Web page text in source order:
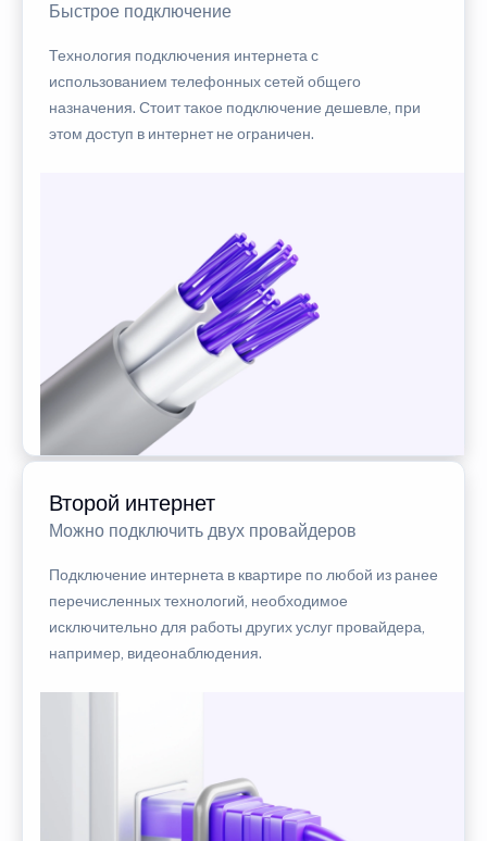
Быстрое подключение
Технология подключения интернета с
использованием телефонных сетей общего
назначения. Стоит такое подключение дешевле, при
этом доступ в интернет не ограничен.
Второй интернет
Можно подключить двух провайдеров
Подключение интернета в квартире по любой из ранее
перечисленных технологий, необходимое
исключительно для работы других услуг провайдера,
например, видеонаблюдения.